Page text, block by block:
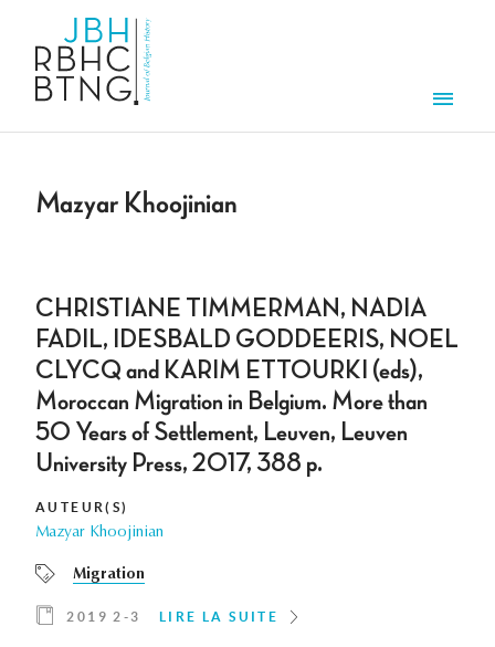
Mazyar Khoojinian
CHRISTIANE TIMMERMAN, NADIA
FADIL, IDESBALD GODDEERIS, NOEL
CLYCQ and KARIM ETTOURKI (eds),
Moroccan Migration in Belgium. More than
50 Years of Settlement, Leuven, Leuven
University Press, 2017, 388 p.
AUTEUR(S)
Mazyar Khoojinian
Migration
2019 2-3 LIRE LA SUITE